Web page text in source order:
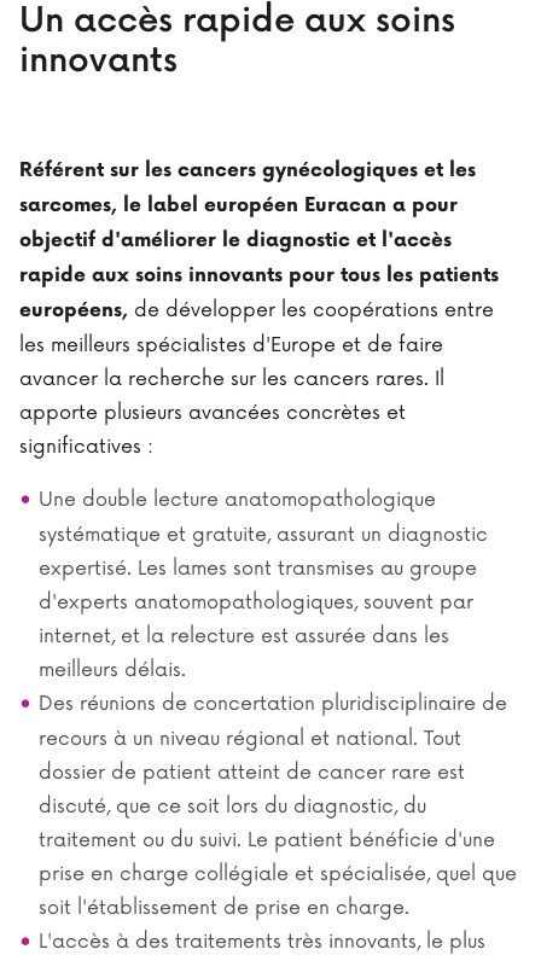
Un accès rapide aux soins
innovants
Référent sur les cancers gynécologiques et les
sarcomes, le label européen Euracan a pour
objectif d'améliorer le diagnostic et l'accès
rapide aux soins innovants pour tous les patients
européens, de développer les coopérations entre
les meilleurs spécialistes d'Europe et de faire
avancer la recherche sur les cancers rares. Il
apporte plusieurs avancées concrètes et
significatives :
Une double lecture anatomopathologique
systématique et gratuite, assurant un diagnostic
expertisé. Les lames sont transmises au groupe
d'experts anatomopathologiques, souvent par
internet, et la relecture est assurée dans les
meilleurs délais.
Des réunions de concertation pluridisciplinaire de
recours à un niveau régional et national. Tout
dossier de patient atteint de cancer rare est
discuté, que ce soit lors du diagnostic, du
traitement ou du suivi. Le patient bénéficie d'une
prise en charge collégiale et spécialisée, quel que
soit l'établissement de prise en charge.
L'accès à des traitements très innovants, le plus